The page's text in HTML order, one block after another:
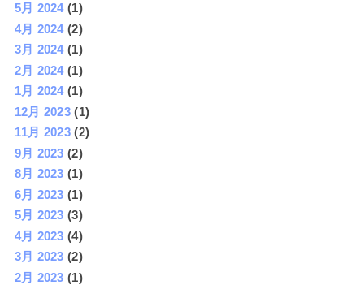
5月 2024(1)
4月 2024(2)
3月 2024(1)
2月 2024(1)
1月 2024(1)
12月 2023 (1)
11月 2023 (2)
9月 2023 (2)
8月 2023 (1)
6月 2023 (1)
5月 2023 (3)
4月 2023 (4)
3月 2023 (2)
2月 2023 (1)